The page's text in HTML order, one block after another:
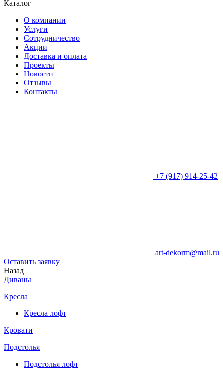
Каталог
О компании
Услуги
Сотрудничество
Акции
Доставка и оплата
Проекты
Новости
Отзывы
Контакты
+7 (917) 914-25-42
art-dekorm@mail.ru
Оставить заявку
Назад
Диваны
Кресла
Кресла лофт
Кровати
Подстолья
Подстолья лофт